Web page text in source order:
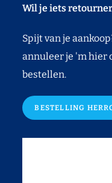
Wil je iets
Spijt van je
annuleer je 'm hier
bestellen.
BESTELLING